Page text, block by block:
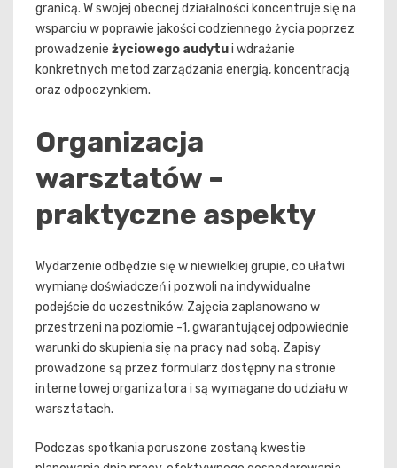
granicą. W swojej obecnej działalności koncentruje się na
wsparciu w poprawie jakości codziennego życia poprzez
prowadzenie życiowego audytui wdrażanie
konkretnych metod zarządzania energią, koncentracją
oraz odpoczynkiem.
Organizacja
warsztatów –
praktyczne aspekty
Wydarzenie odbędzie się w niewielkiej grupie, co ułatwi
wymianę doświadczeń i pozwoli na indywidualne
podejście do uczestników. Zajęcia zaplanowano w
przestrzeni na poziomie -1, gwarantującej odpowiednie
warunki do skupienia się na pracy nad sobą. Zapisy
prowadzone są przez formularz dostępny na stronie
internetowej organizatora i są wymagane do udziału w
warsztatach.
Podczas spotkania poruszone zostaną kwestie